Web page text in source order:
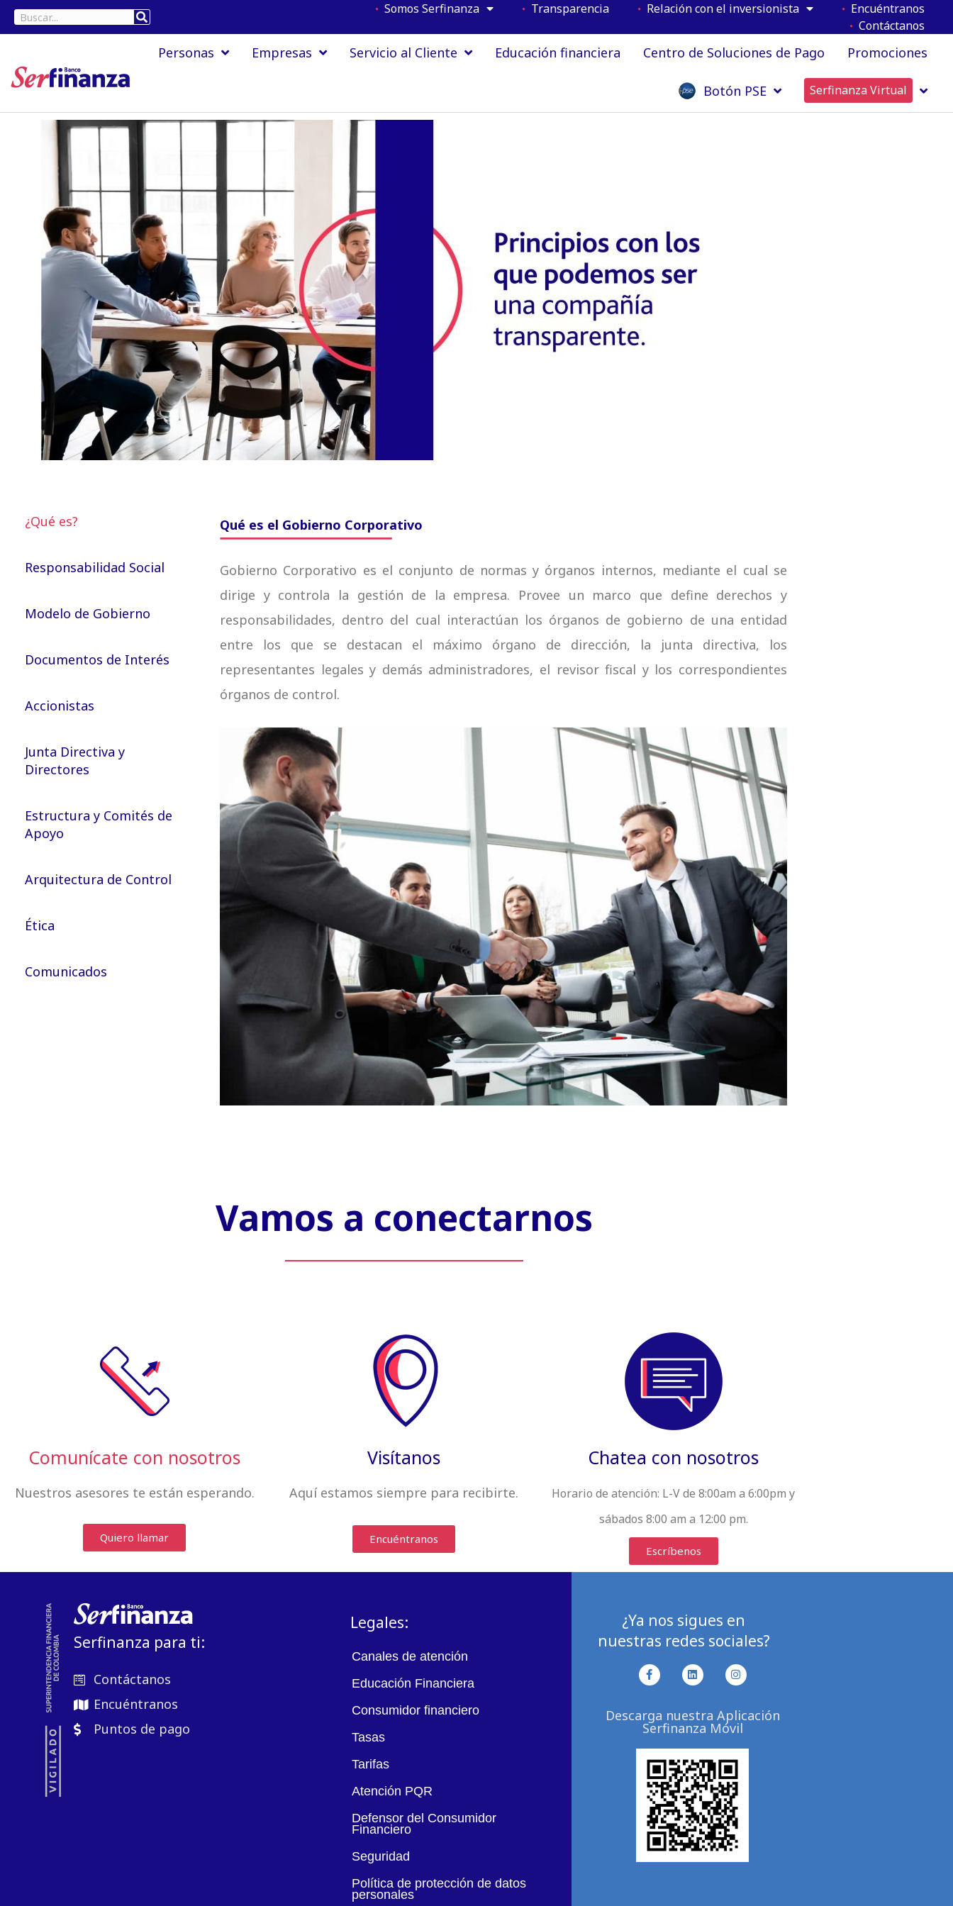
al
Buscar
Somos Serfinanza Transparencia Relación con el inversionista
Encuéntranos
Contáctanos
Personas Empresas Servicio al Cliente Educación financiera Centro de Soluciones de Pago Promociones
Botón PSE Serfinanza Virtual
¿Qué es?
Responsabilidad Social
Modelo de Gobierno
Documentos de Interés
Accionistas
Junta Directiva y
Directores
Estructura y Comités de
Apoyo
Arquitectura de Control
Ética
Comunicados
Qué es el Gobierno Corporativo
Gobierno Corporativo es el conjunto de normas y órganos internos, mediante el cual se
dirige y controla la gestión de la empresa. Provee un marco que define derechos y
responsabilidades, dentro del cual interactúan los órganos de gobierno de una entidad
entre los que se destacan el máximo órgano de dirección, la junta directiva, los
representantes legales y demás administradores, el revisor fiscal y los correspondientes
órganos de control.
Vamos a conectarnos
Comunícate con nosotros
Nuestros asesores te están esperando.
Quiero llamar
Visítanos
Aquí estamos siempre para recibirte.
Encuéntranos
Chatea con nosotros
Horario de atención: L-V de 8:00am a 6:00pm y
sábados 8:00 am a 12:00 pm.
Escríbenos
Serfinanza para ti:
Contáctanos
Encuéntranos
Puntos de pago
Legales:
Canales de atención
Educación Financiera
Consumidor financiero
Tasas
Tarifas
Atención PQR
Defensor del Consumidor
Financiero
Seguridad
Política de protección de datos
personales
¿Ya nos sigues en
nuestras redes sociales?
F
a
b
o
k
-
f
L
i
k
e
d
n
I
n
t
a
g
a
m
Descarga nuestra Aplicación
Serfinanza Móvil